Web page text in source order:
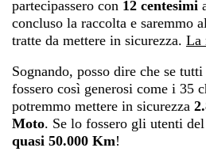
partecipassero con 12 centesimi
concluso la raccolta e saremmo
tratte da mettere in sicurezza. La
Sognando, posso dire che se
fossero così generosi come i 35
potremmo mettere in sicurezza
Moto. Se lo fossero gli utenti
quasi 50.000 Km!